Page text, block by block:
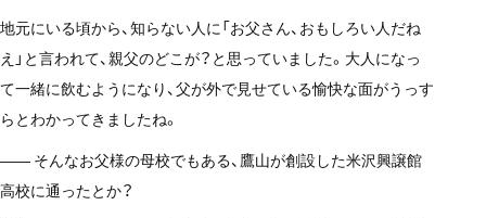
地元にいる頃から、知らない人に「お父さん、おもしろい人だね
え」と言われて、親父のどこが？と思っていました。大人になっ
て一緒に飲むようになり、父が外で見せている愉快な面がうっす
らとわかってきましたね。
—— そんなお父様の母校でもある、鷹山が創設した米沢興譲館
高校に通ったとか？